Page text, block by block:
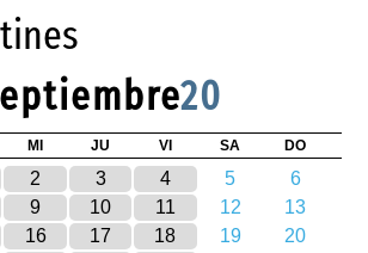
20
MI JU VI SA DO
2 3 4 5
6
9 10 11 12
13
16 17 18 19
20